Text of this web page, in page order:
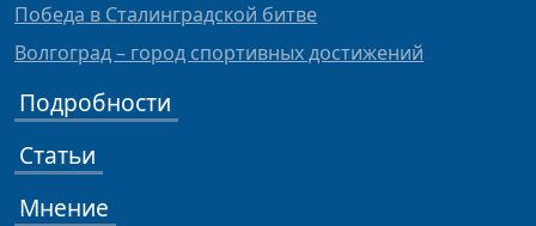
Победа в Сталинградской битве
Волгоград – город спортивных достижений
Подробности
Статьи
Мнение